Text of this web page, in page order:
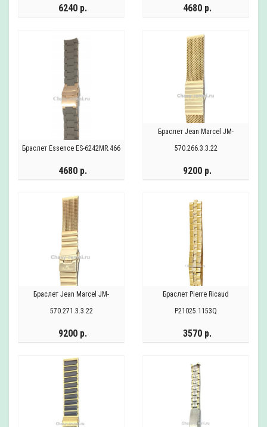
6240 р. 4680 р.
Браслет Essence ES-6242MR.466
4680 р.
Браслет Jean Marcel JM-
570.266.3.3.22
9200 р.
Браслет Jean Marcel JM-
570.271.3.3.22
9200 р.
Браслет Pierre Ricaud
P21025.1153Q
3570 р.